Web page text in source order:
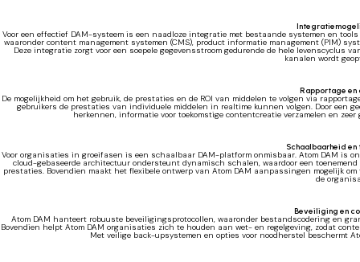
Voor een effectief DAM-systeem is een naadloze integratie met bestaande systemen en
waaronder content management systemen (CMS), product informatie management (PIM)
Deze integratie zorgt voor een soepele gegevensstroom gedurende de hele
kanalen wordt
Rapportage en
De mogelijkheid om het gebruik, de prestaties en de ROI van middelen te volgen via
gebruikers de prestaties van individuele middelen in realtime kunnen volgen. Door
herkennen, informatie voor toekomstige contentcreatie verzamelen en
Schaalbaarheid
Voor organisaties in groeifasen is een schaalbaar DAM-platform onmisbaar. Atom DAM is
cloud-gebaseerde architectuur ondersteunt dynamisch schalen, waardoor een
prestaties. Bovendien maakt het flexibele ontwerp van Atom DAM aanpassingen mogelijk
de
Beveiliging en
Atom DAM hanteert robuuste beveiligingsprotocollen, waaronder bestandscodering en
Bovendien helpt Atom DAM organisaties zich te houden aan wet- en regelgeving, zodat
Met veilige back-upsystemen en opties voor noodherstel beschermt